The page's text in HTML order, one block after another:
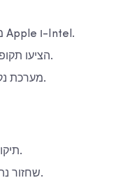
מכסה מגוון מכשירים, כולל דגמים של Apple ו-Intel.
הציעו תקופות הסגר לשם בטיחות בטיפול בציוד.
מערכת נקודות ללקוחות חוזרים או משהו דומה.
תיקוני חומרה עם אחריות לששה חודשים.
שחזור נתונים ברמות שונות עבור מידע שאבד.